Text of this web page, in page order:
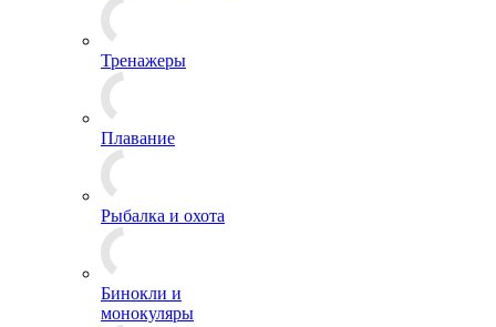
Тренажеры
Плавание
Рыбалка и охота
Бинокли и
монокуляры